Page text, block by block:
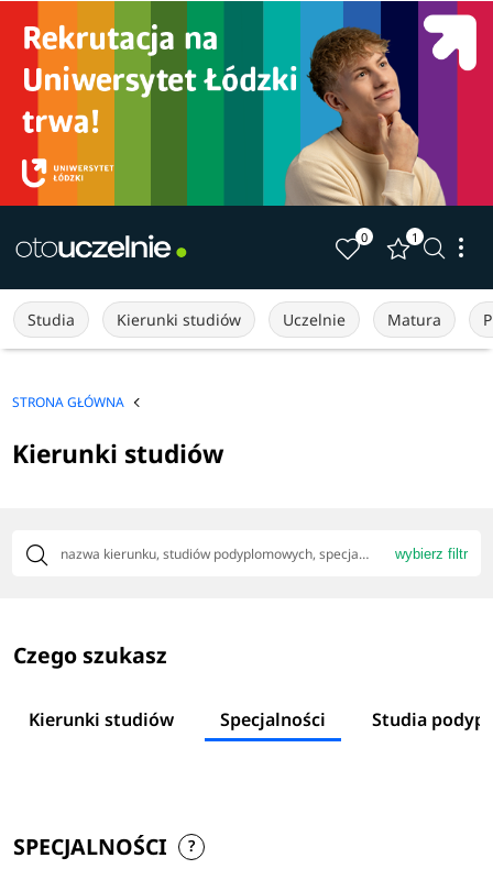
0 1
Studia Kierunki studiów Uczelnie Matura
STRONA GŁÓWNA
Kierunki studiów
wybierz filtr
Czego szukasz
Kierunki studiów Specjalności Studia
SPECJALNOŚCI